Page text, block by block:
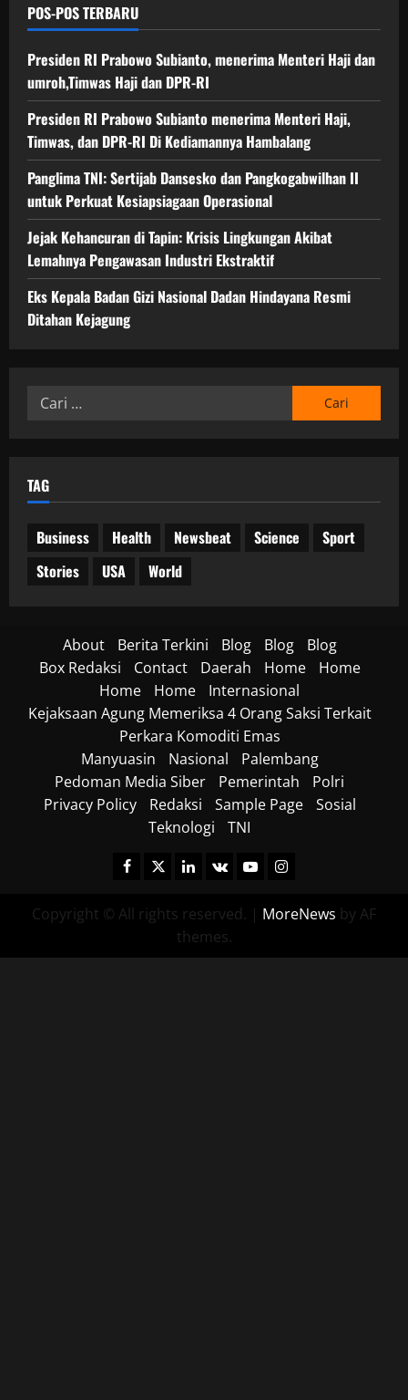
POS-POS TERBARU
Presiden RI Prabowo Subianto, menerima Menteri Haji dan
umroh,Timwas Haji dan DPR-RI
Presiden RI Prabowo Subianto menerima Menteri Haji,
Timwas, dan DPR-RI Di Kediamannya Hambalang
Panglima TNI: Sertijab Dansesko dan Pangkogabwilhan II
untuk Perkuat Kesiapsiagaan Operasional
Jejak Kehancuran di Tapin: Krisis Lingkungan Akibat
Lemahnya Pengawasan Industri Ekstraktif
Eks Kepala Badan Gizi Nasional Dadan Hindayana Resmi
Ditahan Kejagung
Cari
TAG
Business Health Newsbeat Science
Sport
Stories
USA World
About Berita Terkini Blog Blog
Blog
Box Redaksi
Contact Daerah Home
Home
Home
Home
Internasional
Kejaksaan Agung Memeriksa 4 Orang Saksi Terkait
Perkara Komoditi Emas
Manyuasin
Nasional
Palembang
Pedoman Media Siber
Pemerintah
Polri
Privacy Policy
Redaksi Sample Page
Sosial
Teknologi
TNI
Facebook
TwitterLinkedin
VK YoutubeInstagram
Copyright © All rights reserved. | MoreNews by AF
themes.